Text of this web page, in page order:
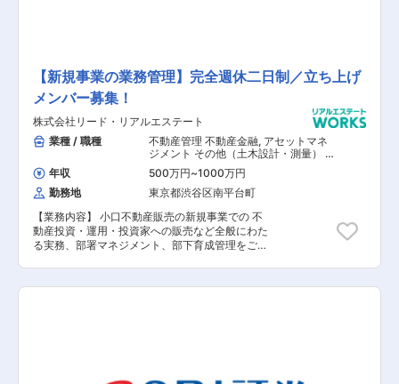
【新規事業の業務管理】完全週休二日制／立ち上げ
メンバー募集！
株式会社リード・リアルエステート
業種 / 職種
不動産管理 不動産金融, アセットマネ
ジメント その他（土木設計・測量） そ
の他（建築設計・積算）
年収 500万円~1000万円
勤務地
東京都渋谷区南平台町
【業務内容】 小口不動産販売の新規事業での 不
動産投資・運用・投資家への販売など全般にわた
る実務、部署マネジメント、部下育成管理をご担
る実務 ■不動産特定共同事業のレポート作成・報